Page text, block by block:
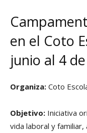
en el Coto
junio al 4
Organiza: Coto
Objetivo: Iniciativa
vida laboral y